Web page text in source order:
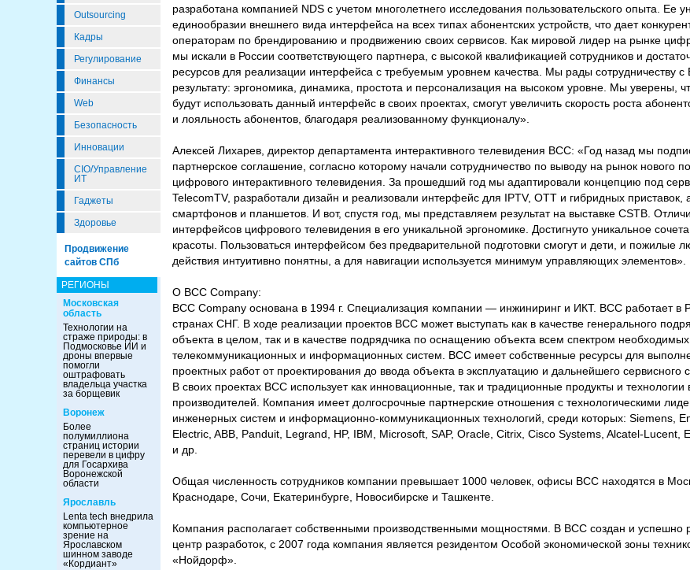
Outsourcing
Кадры
Регулирование
Финансы
Web
Безопасность
Инновации
CIO/Управление
ИТ
Гаджеты
Здоровье
Продвижение
сайтов СПб
РЕГИОНЫ
Московская
область
Технологии на
страже природы: в
Подмосковье ИИ и
дроны впервые
помогли
оштрафовать
владельца участка
за борщевик
Воронеж
Более
полумиллиона
страниц истории
перевели в цифру
для Госархива
Воронежской
области
Ярославль
Lenta tech внедрила
компьютерное
зрение на
Ярославском
шинном заводе
«Кордиант»
разработана компанией NDS с учетом многолетнего исследования пользовательского опыта. Ее
единообразии внешнего вида интерфейса на всех типах абонентских устройств, что дает
операторам по брендированию и продвижению своих сервисов. Как мировой лидер на рынке
мы искали в России соответствующего партнера, с высокой квалификацией сотрудников и
ресурсов для реализации интерфейса с требуемым уровнем качества. Мы рады сотрудничеству с
результату: эргономика, динамика, простота и персонализация на высоком уровне. Мы уверены,
будут использовать данный интерфейс в своих проектах, смогут увеличить скорость роста
и лояльность абонентов, благодаря реализованному функционалу».
Алексей Лихарев, директор департамента интерактивного телевидения BCC: «Год назад мы
партнерское соглашение, согласно которому начали сотрудничество по выводу на рынок нового
цифрового интерактивного телевидения. За прошедший год мы адаптировали концепцию под
TelecomTV, разработали дизайн и реализовали интерфейс для IPTV, OTT и гибридных приставок,
смартфонов и планшетов. И вот, спустя год, мы представляем результат на выставке CSTB.
интерфейсов цифрового телевидения в его уникальной эргономике. Достигнуто уникальное
красоты. Пользоваться интерфейсом без предварительной подготовки смогут и дети, и пожилые
действия интуитивно понятны, а для навигации используется минимум управляющих элементов».
О BCC Company:
BCC Company основана в 1994 г. Специализация компании — инжиниринг и ИКТ. BCC работает в
странах СНГ. В ходе реализации проектов ВСС может выступать как в качестве генерального
объекта в целом, так и в качестве подрядчика по оснащению объекта всем спектром
телекоммуникационных и информационных систем. ВСС имеет собственные ресурсы для
проектных работ от проектирования до ввода объекта в эксплуатацию и дальнейшего сервисного
В своих проектах ВСС использует как инновационные, так и традиционные продукты и
производителей. Компания имеет долгосрочные партнерские отношения с технологическими
инженерных систем и информационно-коммуникационных технологий, среди которых: Siemens,
Electric, ABB, Panduit, Legrand, HP, IBM, Microsoft, SAP, Oracle, Citrix, Cisco Systems, Alcatel-Lucent,
и др.
Общая численность сотрудников компании превышает 1000 человек, офисы ВСС находятся в
Краснодаре, Сочи, Екатеринбурге, Новосибирске и Ташкенте.
Компания располагает собственными производственными мощностями. В ВСС создан и успешно
центр разработок, с 2007 года компания является резидентом Особой экономической зоны
«Нойдорф».